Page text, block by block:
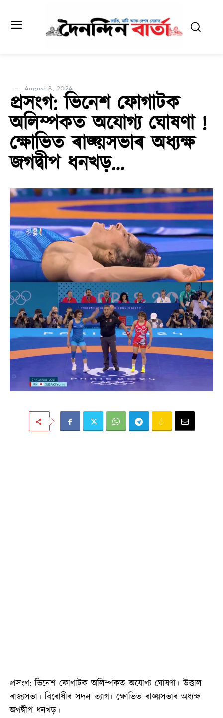
August 8, 2024
প্ৰসংগ: ভিনেশ ফোগাটক
অলিম্পকত অযোগ্য ঘোষণা !
ক্ষোভিত ৰাজ্য়সভাৰ অধ্যক্ষ
জগদ্বীপ ধনখড়…
প্ৰসংগ: ভিনেশ ফোগাটক অলিম্পকত অযোগ্য ঘোষণা। উত্তাল
ৰাজ্যসভা। বিৰোধীৰ সদন ত্যাগ। ক্ষোভিত ৰাজ্য়সভাৰ অধ্যক্ষ
জগদ্বীপ ধনখড়।